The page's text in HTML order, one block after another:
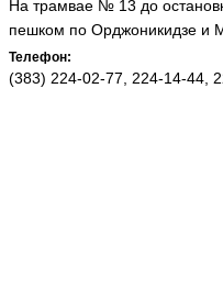
На трамвае № 13 до
пешком по Орджоникидзе и
Телефон:
(383) 224-02-77, 224-14-44,